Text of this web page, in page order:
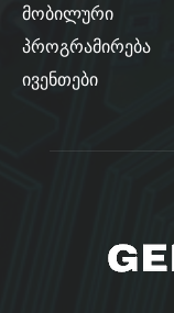
მობილური
პროგრამირება
ივენთები